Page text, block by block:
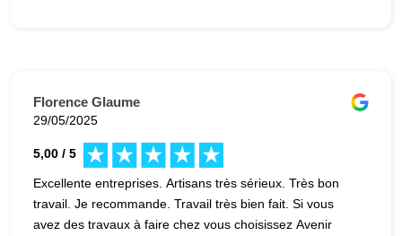
Florence Glaume
29/05/2025
5,00 / 5
Excellente entreprises. Artisans très sérieux. Très bon
travail. Je recommande. Travail très bien fait. Si vous
avez des travaux à faire chez vous choisissez Avenir